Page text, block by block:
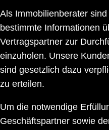
Als Immobilienberater
bestimmte Informationen
Vertragspartner zur
einzuholen. Unsere
sind gesetzlich dazu
zu erteilen.
Um die notwendige
Geschäftspartner sowie